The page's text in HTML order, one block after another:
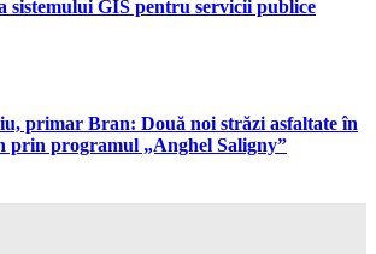
sistemului GIS pentru servicii publice
primar Bran: Două noi străzi asfaltate în
prin programul „Anghel Saligny”